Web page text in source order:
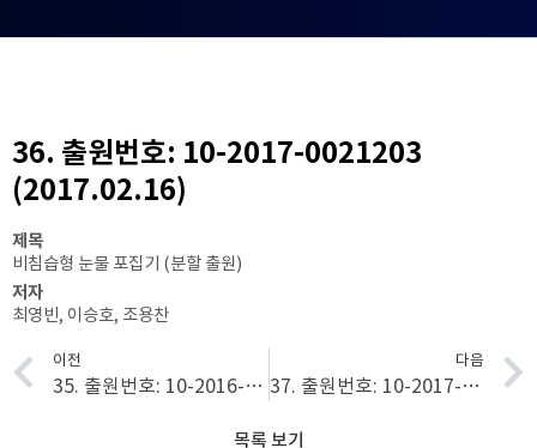
36. 출원번호: 10-2017-0021203
(2017.02.16)
제목
비침습형 눈물 포집기 (분할 출원)
저자
최영빈, 이승호, 조용찬
이전
35. 출원번호: 10-2016-0079982 (2016.06.27)
다음
37. 출원번호: 10-2017-0055352 (2017.04.28)
목록 보기